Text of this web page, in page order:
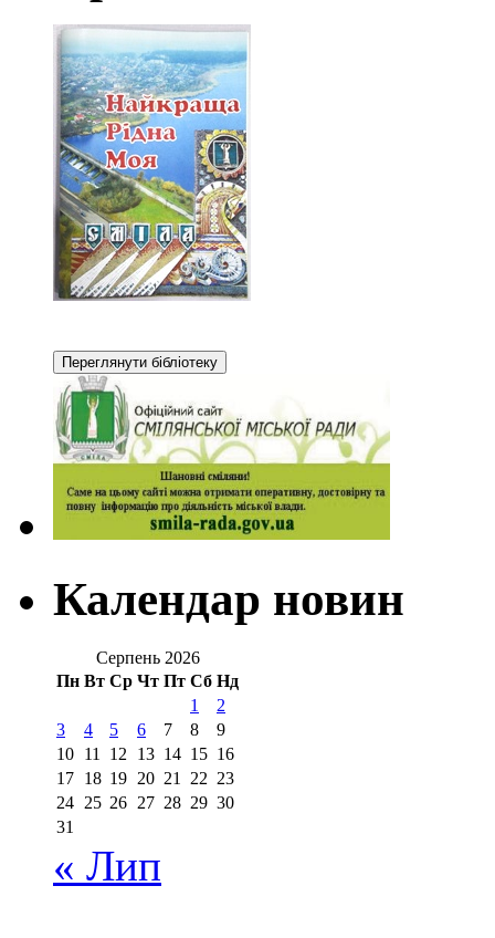
Календар новин
Серпень 2026
Пн Вт Ср Чт Пт Сб Нд
1
2
3
4 5 6 7 8
9
10 11 12 13 14 15 16
17 18 19 20 21 22 23
24 25 26 27 28 29 30
31
« Лип